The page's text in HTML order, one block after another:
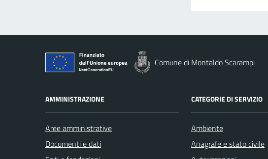
Comune di Montaldo Scarampi
AMMINISTRAZIONE
Aree amministrative
Documenti e dati
CATEGORIE DI SERVIZIO
Ambiente
Anagrafe e stato civile